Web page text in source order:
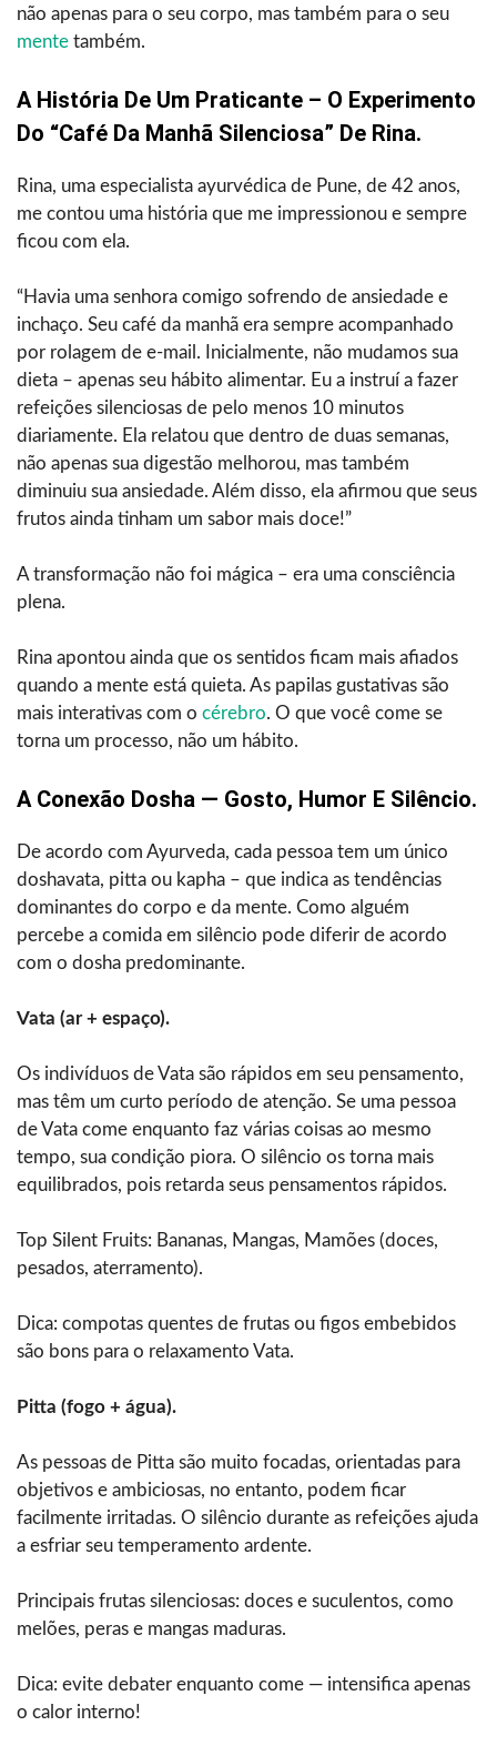
não apenas para o seu corpo, mas também para o seu
mente também.
A História De Um Praticante – O Experimento
Do “café Da Manhã Silenciosa” De Rina.
Rina, uma especialista ayurvédica de Pune, de 42 anos,
me contou uma história que me impressionou e sempre
ficou com ela.
“Havia uma senhora comigo sofrendo de ansiedade e
inchaço. Seu café da manhã era sempre acompanhado
por rolagem de e-mail. Inicialmente, não mudamos sua
dieta – apenas seu hábito alimentar. Eu a instruí a fazer
refeições silenciosas de pelo menos 10 minutos
diariamente. Ela relatou que dentro de duas semanas,
não apenas sua digestão melhorou, mas também
diminuiu sua ansiedade. Além disso, ela afirmou que seus
frutos ainda tinham um sabor mais doce!”
A transformação não foi mágica – era uma consciência
plena.
Rina apontou ainda que os sentidos ficam mais afiados
quando a mente está quieta. As papilas gustativas são
mais interativas com o cérebro. O que você come se
torna um processo, não um hábito.
A Conexão Dosha — Gosto, Humor E Silêncio.
De acordo com Ayurveda, cada pessoa tem um único
doshavata, pitta ou kapha – que indica as tendências
dominantes do corpo e da mente. Como alguém
percebe a comida em silêncio pode diferir de acordo
com o dosha predominante.
Vata (ar + espaço).
Os indivíduos de Vata são rápidos em seu pensamento,
mas têm um curto período de atenção. Se uma pessoa
de Vata come enquanto faz várias coisas ao mesmo
tempo, sua condição piora. O silêncio os torna mais
equilibrados, pois retarda seus pensamentos rápidos.
Top Silent Fruits: Bananas, Mangas, Mamões (doces,
pesados, aterramento).
Dica: compotas quentes de frutas ou figos embebidos
são bons para o relaxamento Vata.
Pitta (fogo + água).
As pessoas de Pitta são muito focadas, orientadas para
objetivos e ambiciosas, no entanto, podem ficar
facilmente irritadas. O silêncio durante as refeições ajuda
a esfriar seu temperamento ardente.
Principais frutas silenciosas: doces e suculentos, como
melões, peras e mangas maduras.
Dica: evite debater enquanto come — intensifica apenas
o calor interno!